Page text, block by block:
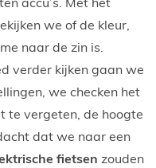
accu’s. Met het
we of de kleur,
naar de zin is.
verder kijken gaan we
we checken het
te vergeten, de hoogte
dat we naar een
fietsen zouden